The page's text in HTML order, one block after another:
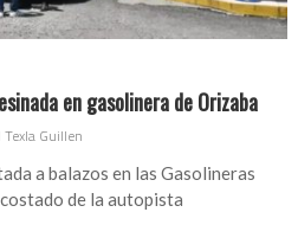
en gasolinera de Orizaba
Guillen
a balazos en las Gasolineras
de la autopista